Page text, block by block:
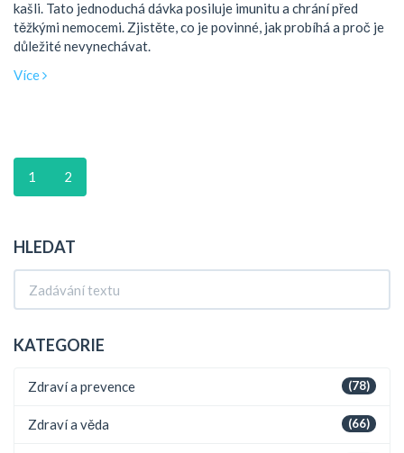
kašli. Tato jednoduchá dávka posiluje imunitu a chrání před
těžkými nemocemi. Zjistěte, co je povinné, jak probíhá a proč je
důležité nevynechávat.
Více
1 2
HLEDAT
KATEGORIE
(78)
Zdraví a prevence
(66)
Zdraví a věda